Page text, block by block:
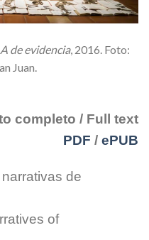
de evidencia, 2016. Foto:
Juan.
completo / Full text
PDF / ePUB
de
of